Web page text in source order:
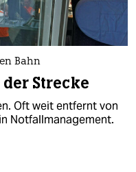
Bahn
Strecke
Oft weit entfernt von
Notfallmanagement.